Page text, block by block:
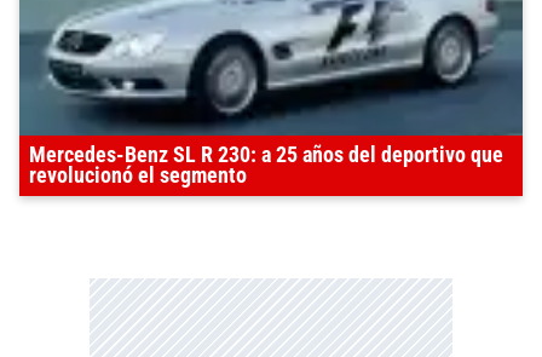
Mercedes-Benz SL R 230: a 25 años del deportivo que
revolucionó el segmento